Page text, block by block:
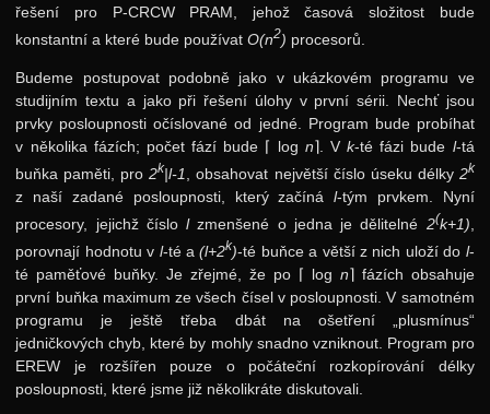
řešení pro P-CRCW PRAM, jehož časová složitost bude
konstantní a které bude používatO(n2) procesorů.
Budeme postupovat podobně jako v ukázkovém programu ve
studijním textu a jako při řešení úlohy v první sérii. Nechť jsou
prvky posloupnosti očíslované od jedné. Program bude probíhat
v několika fázích; počet fází bude ⌈ log n⌉. Vk-té fázi bude l-tá
buňka paměti, pro2k|l-1, obsahovat největší číslo úseku délky 2k
z naší zadané posloupnosti, který začínál-tým prvkem. Nyní
procesory, jejichž číslolzmenšené o jedna je dělitelné 2(k+1)
porovnají hodnotu v l-té a(l+2k)-té buňce a větší z nich uloží do l-
té paměťové buňky. Je zřejmé, že po ⌈ log n⌉ fázích obsahuje
první buňka maximum ze všech čísel v posloupnosti. V samotném
programu je ještě třeba dbát na ošetření „plusmínus“
jedničkových chyb, které by mohly snadno vzniknout. Program pro
EREW je rozšířen pouze o počáteční rozkopírování délky
posloupnosti, které jsme již několikráte diskutovali.